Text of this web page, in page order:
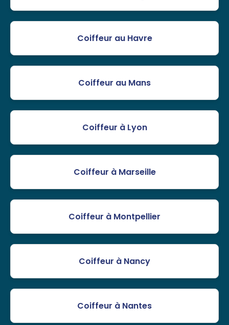
Coiffeur au Havre
Coiffeur au Mans
Coiffeur à Lyon
Coiffeur à Marseille
Coiffeur à Montpellier
Coiffeur à Nancy
Coiffeur à Nantes